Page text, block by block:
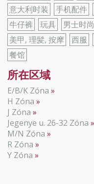
意大利时装
手机配件
牛仔裤
玩具 男士时尚
美甲, 理髪, 按摩
西服
餐馆
所在区域
E/B/K Zóna
H Zóna
J Zóna
Jegenye u. 26-32 Zóna
M/N Zóna
R Zóna
Y Zóna